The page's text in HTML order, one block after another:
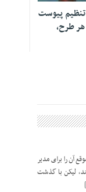
پیوست
طرح،
آن را برای مدیر
لیکن با گذشت